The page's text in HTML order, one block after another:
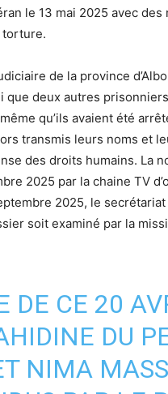
le 13 mai 2025 avec
torture.
de la province
que deux autres
qu’ils avaient été
transmis leurs noms et
des droits humains. La
2025 par la chaine TV
2025, le
soit examiné par la
DE CE 20
DU
NIMA